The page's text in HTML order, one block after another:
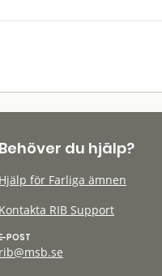
Behöver du hjälp?
Hjälp för Farliga ämnen
Kontakta RIB Support
POST
rib@msb.se